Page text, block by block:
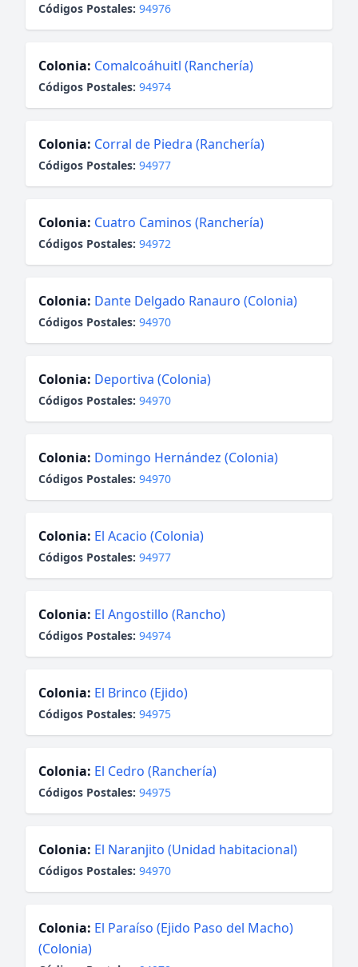
Códigos Postales: 94976
Colonia: Comalcoáhuitl (Ranchería)
Códigos Postales: 94974
Colonia: Corral de Piedra (Ranchería)
Códigos Postales: 94977
Colonia: Cuatro Caminos (Ranchería)
Códigos Postales: 94972
Colonia: Dante Delgado Ranauro (Colonia)
Códigos Postales: 94970
Colonia: Deportiva (Colonia)
Códigos Postales: 94970
Colonia: Domingo Hernández (Colonia)
Códigos Postales: 94970
Colonia: El Acacio (Colonia)
Códigos Postales: 94977
Colonia: El Angostillo (Rancho)
Códigos Postales: 94974
Colonia: El Brinco (Ejido)
Códigos Postales: 94975
Colonia: El Cedro (Ranchería)
Códigos Postales: 94975
Colonia: El Naranjito (Unidad habitacional)
Códigos Postales: 94970
Colonia: El Paraíso (Ejido Paso del Macho)
(Colonia)